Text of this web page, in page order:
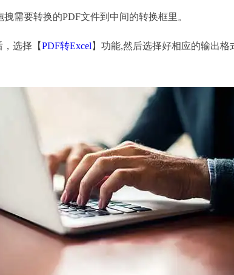
要转换的PDF文件到中间的转换框里。
选择【PDF转Excel 】功能,然后选择好相应的输出